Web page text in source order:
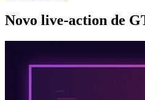
Novo live-action de